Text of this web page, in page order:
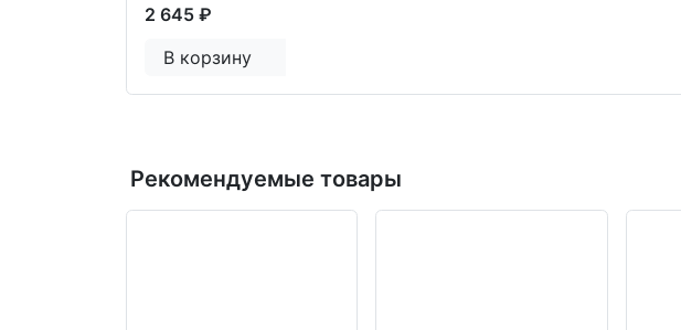
2 645 ₽
В корзину
Рекомендуемые товары